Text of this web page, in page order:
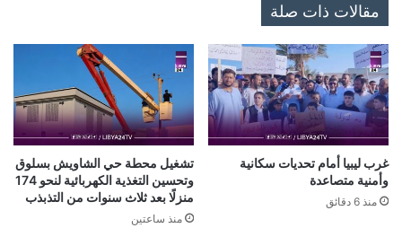
مقالات ذات صلة
غرب ليبيا أمام تحديات سكانية
وأمنية متصاعدة
منذ 6 دقائق
تشغيل محطة حي الشاويش بسلوق
وتحسين التغذية الكهربائية لنحو 174
منزلًا بعد ثلاث سنوات من التذبذب
منذ ساعتين